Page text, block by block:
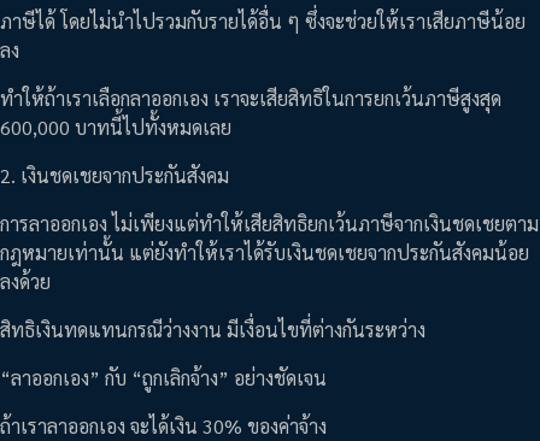
ภาษีได้ โดยไม่นำไปรวมกับรายได้อื่น ๆ ซึ่งจะช่วยให้เราเสียภาษีน้อย
ลง
ทำให้ถ้าเราเลือกลาออกเอง เราจะเสียสิทธิในการยกเว้นภาษีสูงสุด
600,000 บาทนี้ไปทั้งหมดเลย
2. เงินชดเชยจากประกันสังคม
การลาออกเอง ไม่เพียงแต่ทำให้เสียสิทธิยกเว้นภาษีจากเงินชดเชยตาม
กฎหมายเท่านั้น แต่ยังทำให้เราได้รับเงินชดเชยจากประกันสังคมน้อย
ลงด้วย
สิทธิเงินทดแทนกรณีว่างงาน มีเงื่อนไขที่ต่างกันระหว่าง
“ลาออกเอง” กับ “ถูกเลิกจ้าง” อย่างชัดเจน
ถ้าเราลาออกเอง จะได้เงิน 30% ของค่าจ้าง